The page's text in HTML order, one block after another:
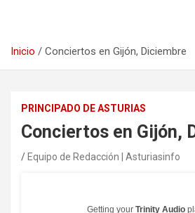
Inicio Conciertos en Gijón, Diciembre
PRINCIPADO DE ASTURIAS
Conciertos en Gijón,
Equipo de Redacción | Asturiasinfo
Getting your Trinity Audio